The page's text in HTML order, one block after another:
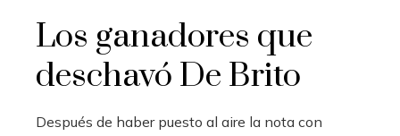
Los ganadores que
deschavó De Brito
Después de haber puesto al aire la nota con